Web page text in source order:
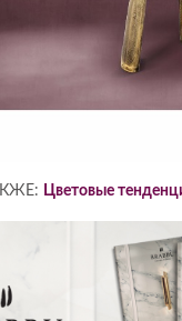
Цветовые